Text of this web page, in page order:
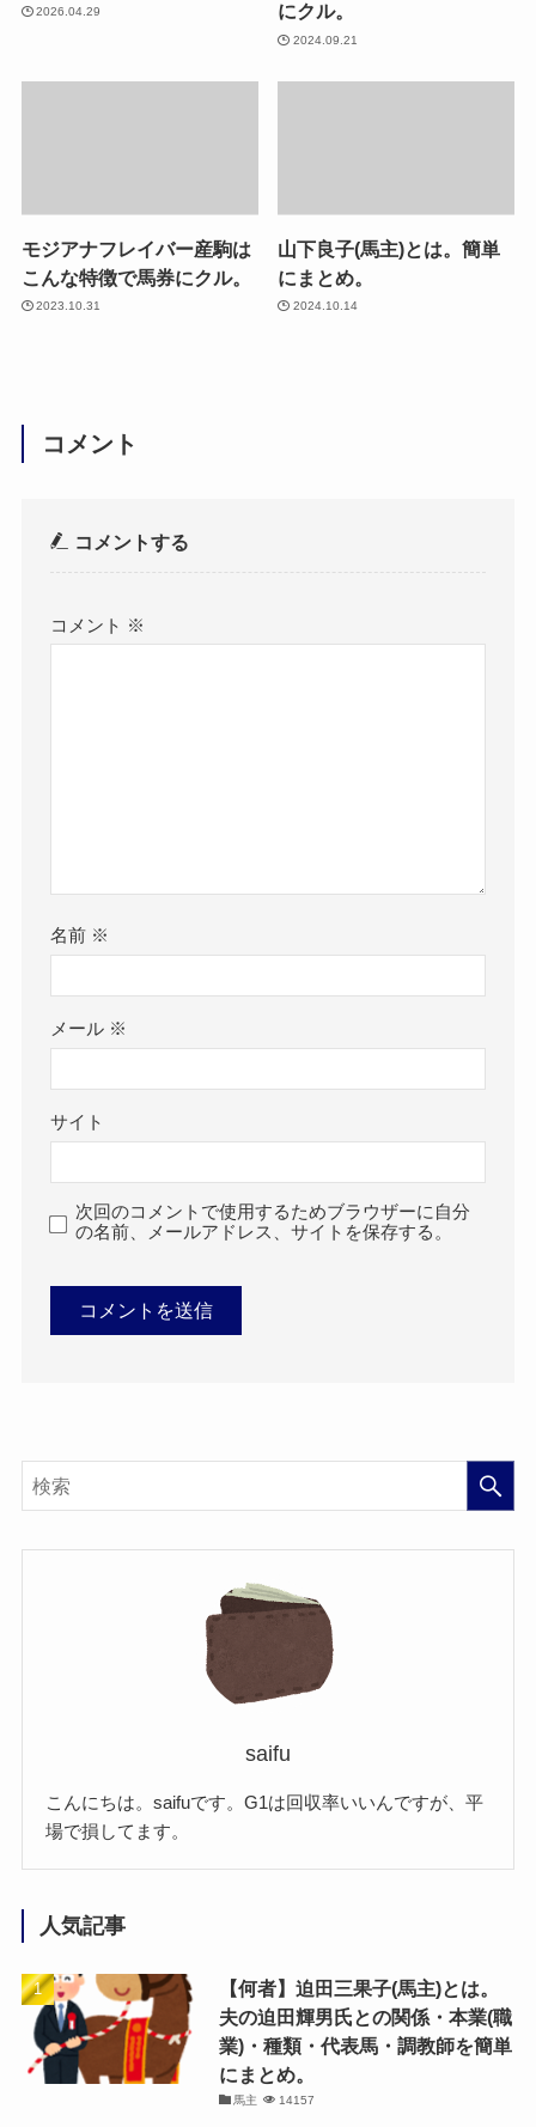
2026.04.29 にクル。
2024.09.21
モジアナフレイバー産駒は
こんな特徴で馬券にクル。
2023.10.31
山下良子(馬主)とは。簡単
にまとめ。
2024.10.14
コメント
コメントする
コメント ※
名前 ※
メール ※
サイト
次回のコメントで使用するためブラウザーに自分
の名前、メールアドレス、サイトを保存する。
saifu
こんにちは。saifuです。G1は回収率いいんですが、平
場で損してます。
人気記事
【何者】迫田三果子(馬主)とは。
夫の迫田輝男氏との関係・本業(職
業)・種類・代表馬・調教師を簡単
にまとめ。
馬主 14157